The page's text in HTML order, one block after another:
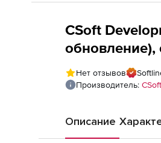
CSoft
обновление),
лицензия
Нет отзывов
Производитель:
Описание